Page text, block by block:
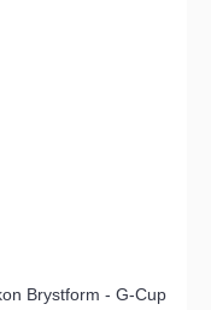
Brystform - G-Cup